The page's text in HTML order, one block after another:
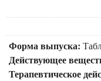
Форма выпуска:
Действующее
Терапевтическое